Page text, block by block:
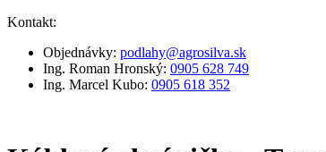
Kontakt:
Objednávky: podlahy@agrosilva.sk
Ing. Roman Hronský: 0905 628 749
Ing. Marcel Kubo: 0905 618 352